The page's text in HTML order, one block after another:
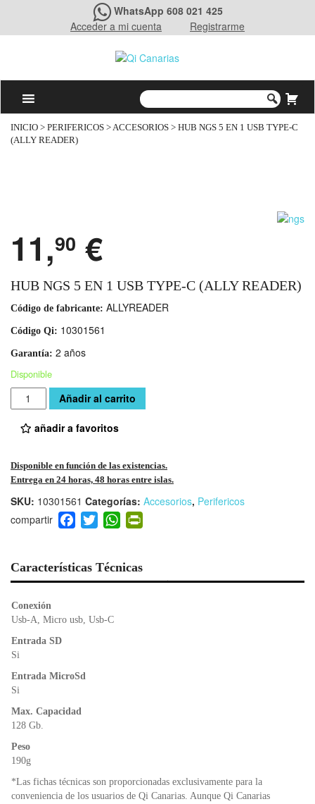
WhatsApp 608 021 425
Acceder a mi cuenta
Registrarme
INICIO > PERIFERICOS >ACCESORIOS > HUB NGS 5 EN 1 USB TYPE-C
(ALLY READER)
11,90 €
HUB NGS 5 EN 1 USB TYPE-C (ALLY READER)
Código de fabricante: ALLYREADER
Código Qi: 10301561
Garantía: 2 años
Disponible
Cantidad Añadir al carrito
añadir a favoritos
Disponible en función de las existencias.
Entrega en 24 horas, 48 horas entre islas.
SKU: 10301561 Categorías: Accesorios, Perifericos
F
a
e
b
o
T
wi
er
W
h
s
A e
Características Técnicas
Conexión
Usb-A, Micro usb, Usb-C
Entrada SD
Si
Entrada MicroSd
Si
Max. Capacidad
128 Gb.
Peso
190g
*Las fichas técnicas son proporcionadas exclusivamente para la
conveniencia de los usuarios de Qi Canarias. Aunque Qi Canarias